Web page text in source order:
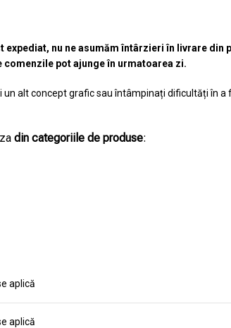
nu ne asumăm întârzieri în livrare din
pot ajunge în urmatoarea zi.
un alt concept grafic sau întâmpinați dificultăți în
din categoriile de produse:
aplică
aplică